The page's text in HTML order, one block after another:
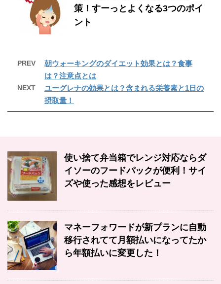
策！すーっとよくなる3つのポイ
ント
PREV
朝ウォーキングのダイエット効果とは？食事
は？注意点とは
NEXT
ユーグレナの効果とは？含まれる栄養素と1日の
摂取量！
使い捨て弁当箱でレンジ対応ならダ
イソーのフードパックが便利！サイ
ズや使った感想をレビュー
マネーフォワードが新プランに自動
移行されてて月額払いになってたか
ら年額払いに変更した！